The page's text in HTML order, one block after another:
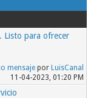
Listo para ofrecer
mensajepor LuisCanal
11-04-2023, 01:20 PM